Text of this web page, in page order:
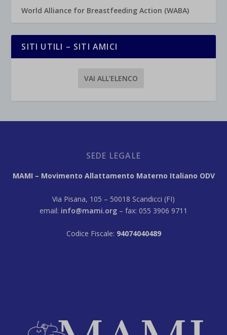
World Alliance for Breastfeeding Action (WABA)
SITI UTILI – SITI AMICI
VAI ALL’ELENCO
SEDE LEGALE
MAMI – Movimento Allattamento Materno Italiano ODV
Via Pisana, 105 – 50018 Scandicci (FI)
email: info@mami.org – fax: 055 3906 9711
Codice Fiscale: 94074040489